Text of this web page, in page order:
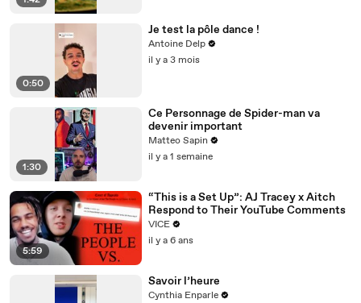
0:50
Je test la pôle dance !
Antoine Delp
il y a 3 mois
1:30
Ce Personnage de Spider-man va
devenir important
Matteo Sapin
il y a 1 semaine
5:59
“This is a Set Up”: AJ Tracey x Aitch
Respond to Their YouTube Comments
VICE
il y a 6 ans
Savoir l’heure
Cynthia Enparle